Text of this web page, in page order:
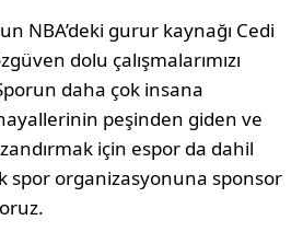
NBA’deki gurur kaynağı Cedi
dolu çalışmalarımızı
daha çok insana
peşinden giden ve
için espor da dahil
spor organizasyonuna sponsor